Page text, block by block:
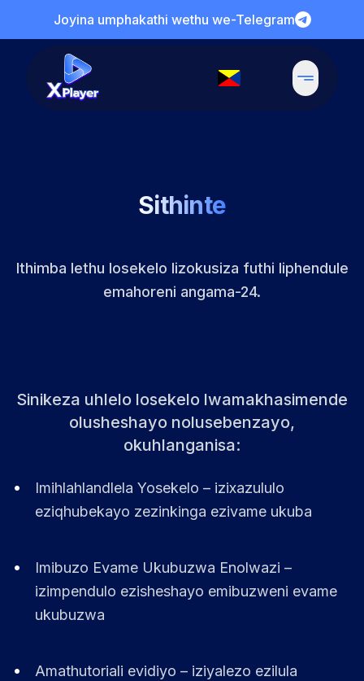
Joyina umphakathi wethu we-Telegram
Sithinte
Ithimba lethu losekelo lizokusiza futhi liphendule
emahoreni angama-24.
Sinikeza uhlelo losekelo lwamakhasimende
olusheshayo nolusebenzayo,
okuhlanganisa:
•
Imihlahlandlela Yosekelo – izixazululo
eziqhubekayo zezinkinga ezivame ukuba
•
Imibuzo Evame Ukubuzwa Enolwazi –
izimpendulo ezisheshayo emibuzweni evame
ukubuzwa
•
Amathutoriali evidiyo – iziyalezo ezilula